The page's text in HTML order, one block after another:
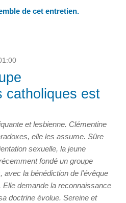
de cet entretien.
catholiques est
et lesbienne. Clémentine
elle les assume. Sûre
sexuelle, la jeune
fondé un groupe
avec la bénédiction de l'évêque
demande la reconnaissance
doctrine évolue. Sereine et